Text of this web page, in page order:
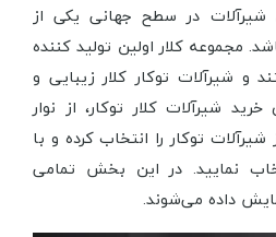
در سطح جهانی یکی از
مجموعه کلار اولین تولید کننده
و شیرآلات توکار کلار زیبایی و
خرید شیرآلات کلار توکار، از نوار
شیرآلات توکار را انتخاب کرده و با
نمایید. در این بخش تمامی
داده می‌شوند.